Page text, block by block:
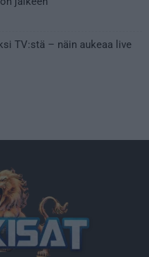
TV:stä – näin aukeaa live